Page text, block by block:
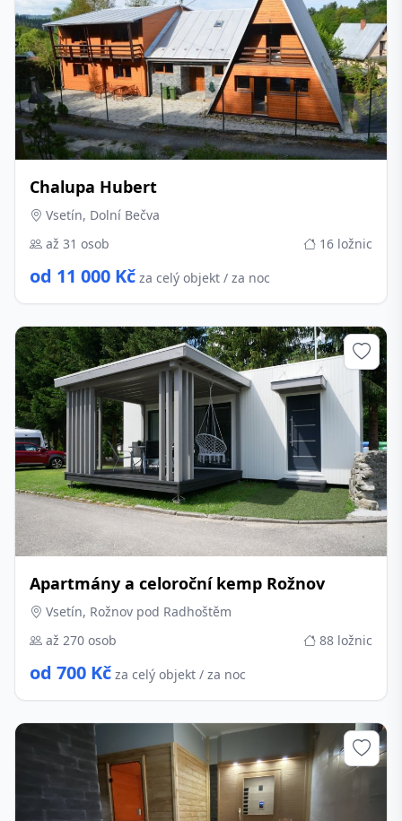
Chalupa Hubert
Vsetín, Dolní Bečva
až 31 osob
16 ložnic
od 11 000 Kč za celý objekt / za noc
Apartmány a celoroční kemp Rožnov
Vsetín, Rožnov pod Radhoštěm
až 270 osob
88 ložnic
od 700 Kč za celý objekt / za noc